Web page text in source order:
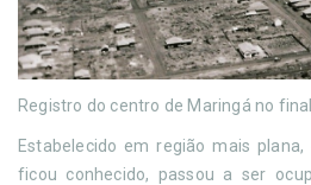
Registro do centro de Maringá no
Estabelecido em região mais
ficou conhecido, passou a ser